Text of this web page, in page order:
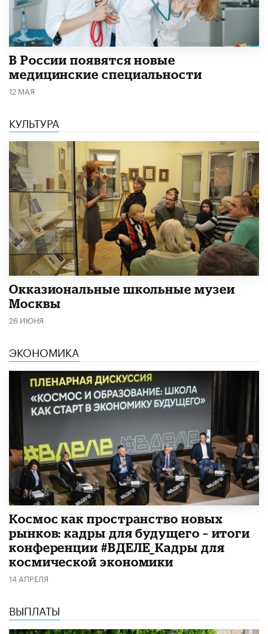
В России появятся новые
медицинские специальности
12 МАЯ
КУЛЬТУРА
​Окказиональные школьные музеи
Москвы
26 ИЮНЯ
ЭКОНОМИКА
Космос как пространство новых
рынков: кадры для будущего – итоги
конференции #ВДЕЛЕ_Кадры для
космической экономики
14 АПРЕЛЯ
ВЫПЛАТЫ